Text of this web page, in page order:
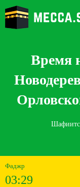
Время
Фаджр
03:29